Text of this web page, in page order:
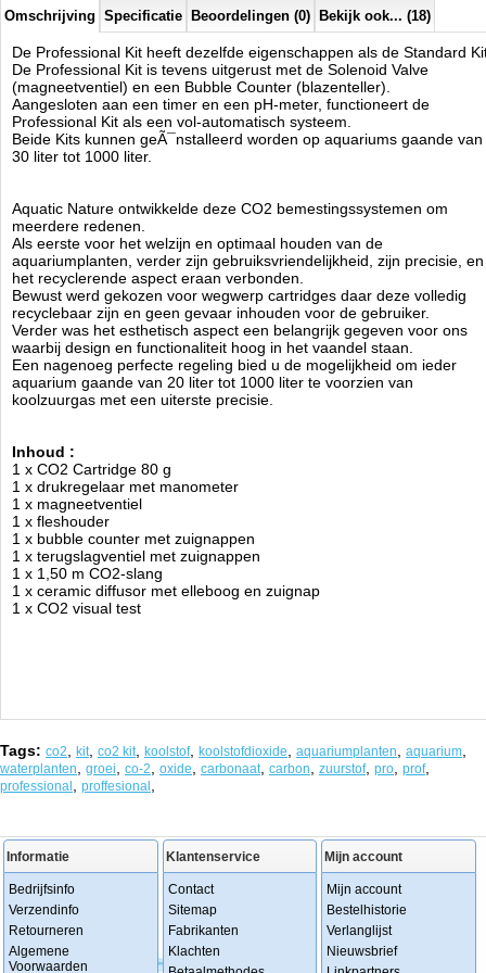
Aquatic Nature
Manufactured by: Aquatic Nature
Model:AN-02777
Product ID:
4.1102 199.95 199.95 Available from:Aquariumonderdelen.nl 2026-08-14
Pre-OrderNew
Omschrijving Specificatie Beoordelingen (0) Bekijk ook... (18)
De Professional Kit heeft dezelfde eigenschappen als de Standard
De Professional Kit is tevens uitgerust met de Solenoid Valve
(magneetventiel) en een Bubble Counter (blazenteller).
Aangesloten aan een timer en een pH-meter, functioneert de
Professional Kit als een vol-automatisch systeem.
Beide Kits kunnen geÃ¯nstalleerd worden op aquariums gaande van
30 liter tot 1000 liter.
Aquatic Nature ontwikkelde deze CO2 bemestingssystemen om
meerdere redenen.
Als eerste voor het welzijn en optimaal houden van de
aquariumplanten, verder zijn gebruiksvriendelijkheid, zijn precisie, en
het recyclerende aspect eraan verbonden.
Bewust werd gekozen voor wegwerp cartridges daar deze volledig
recyclebaar zijn en geen gevaar inhouden voor de gebruiker.
Verder was het esthetisch aspect een belangrijk gegeven voor ons
waarbij design en functionaliteit hoog in het vaandel staan.
Een nagenoeg perfecte regeling bied u de mogelijkheid om ieder
aquarium gaande van 20 liter tot 1000 liter te voorzien van
koolzuurgas met een uiterste precisie.
Inhoud :
1 x CO2 Cartridge 80 g
1 x drukregelaar met manometer
1 x magneetventiel
1 x fleshouder
1 x bubble counter met zuignappen
1 x terugslagventiel met zuignappen
1 x 1,50 m CO2-slang
1 x ceramic diffusor met elleboog en zuignap
1 x CO2 visual test
Tags: co2 kit co2 kit koolstof, koolstofdioxide aquariumplanten aquarium
waterplanten groei co-2 oxide carbonaat carbon zuurstof, pro prof,
professional proffesional
Informatie
Bedrijfsinfo
Verzendinfo
Retourneren
Algemene
Voorwaarden
Klantenservice
Contact
Sitemap
Fabrikanten
Klachten
Mijn account
Mijn account
Bestelhistorie
Verlanglijst
Nieuwsbrief